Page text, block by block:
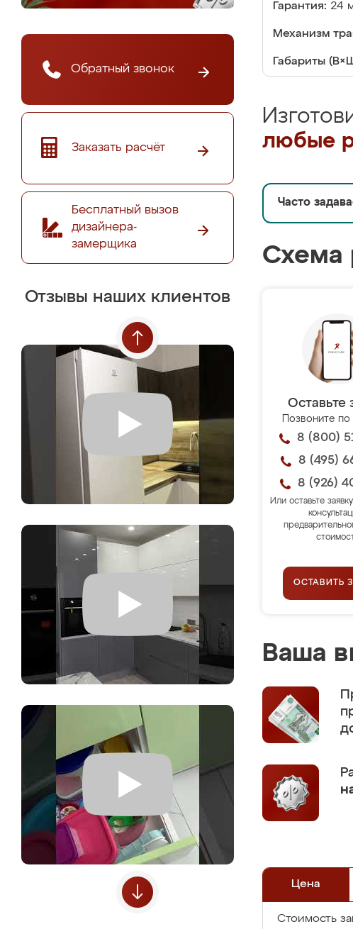
Обратный звонок
Заказать расчёт
Бесплатный вызов
дизайнера-
замерщика
Отзывы наших клиентов
Гарантия: 24
Механизм
Габариты
любые
Часто
Схема
Оставьте
Позвоните
8 (800)
8 (495)
8 (926)
Или оставьте
ОСТАВИТЬ
Ваша
Цена
Стоимость